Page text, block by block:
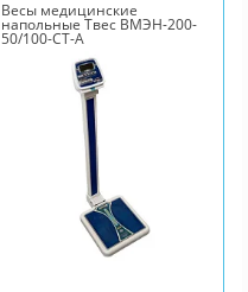
Весы медицинские
напольные Твес ВМЭН-200-
50/100-СТ-А